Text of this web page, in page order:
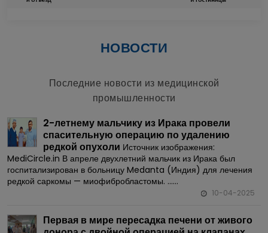
НОВОСТИ
Последние новости из медицинской
промышленности
2-летнему мальчику из Ирака провели
спасительную операцию по удалению
редкой опухоли Источник изображения:
MediCircle.in В апреле двухлетний мальчик из Ирака был
госпитализирован в больницу Medanta (Индия) для лечения
редкой саркомы — миофибробластомы. ......
10-04-2025
Первая в мире пересадка печени от живого